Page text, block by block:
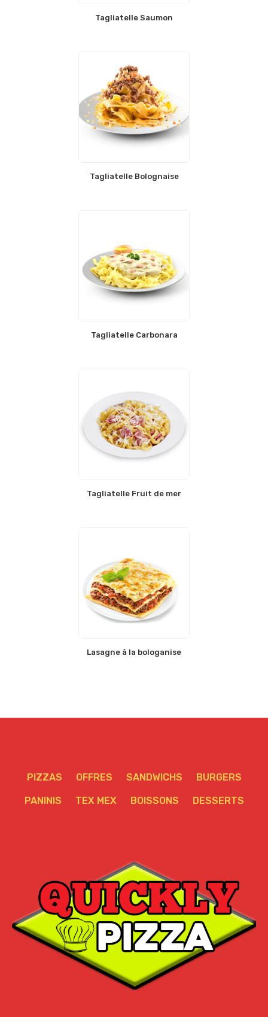
Tagliatelle Saumon
Tagliatelle Bolognaise
Tagliatelle Carbonara
Tagliatelle Fruit de mer
Lasagne à la bologanise
PIZZAS OFFRES SANDWICHS BURGERS
PANINIS TEX MEX BOISSONS DESSERTS